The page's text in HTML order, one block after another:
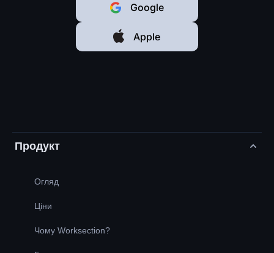
Google
Apple
Продукт
Огляд
Ціни
Чому Worksection?